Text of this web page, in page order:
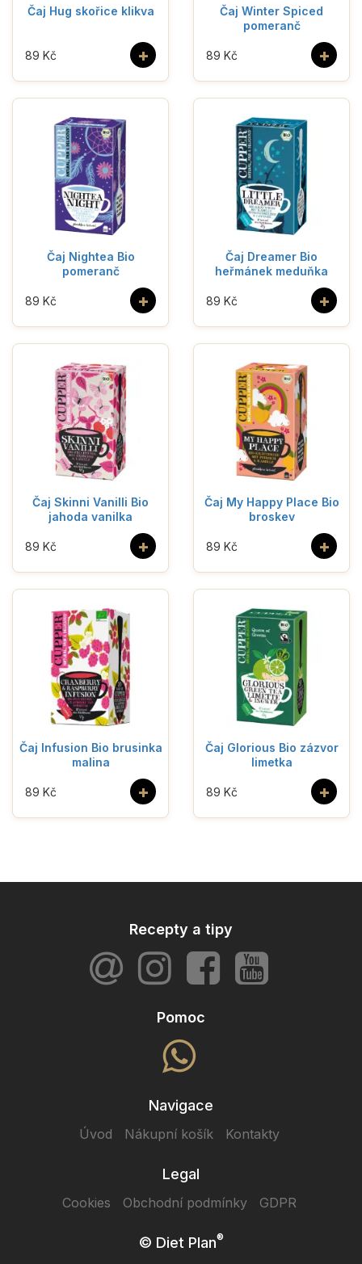
Čaj Hug skořice klikva
+
89 Kč
Čaj Winter Spiced
pomeranč
+
89 Kč
Čaj Nightea Bio
pomeranč
+
89 Kč
Čaj Dreamer Bio
heřmánek meduňka
+
89 Kč
Čaj Skinni Vanilli Bio
jahoda vanilka
+
89 Kč
Čaj My Happy Place Bio
broskev
+
89 Kč
Čaj Infusion Bio brusinka
malina
+
89 Kč
Čaj Glorious Bio zázvor
limetka
+
89 Kč
Recepty a tipy
Pomoc
Navigace
Úvod Nákupní košík Kontakty
Legal
Cookies Obchodní podmínky GDPR
© Diet Plan®